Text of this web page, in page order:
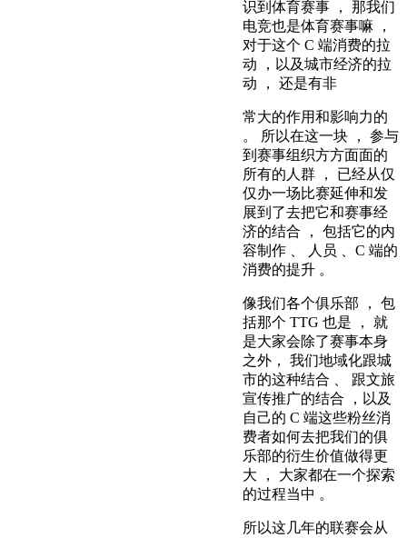
识到体育赛事 ， 那我们
电竞也是体育赛事嘛 ，
对于这个 C 端消费的拉
动 ，以及城市经济的拉
动 ， 还是有非
常大的作用和影响力的
。 所以在这一块 ， 参与
到赛事组织方方面面的
所有的人群 ， 已经从仅
仅办一场比赛延伸和发
展到了去把它和赛事经
济的结合 ， 包括它的内
容制作 、 人员 、C 端的
消费的提升 。
像我们各个俱乐部 ， 包
括那个 TTG 也是 ， 就
是大家会除了赛事本身
之外， 我们地域化跟城
市的这种结合 、 跟文旅
宣传推广的结合 ，以及
自己的 C 端这些粉丝消
费者如何去把我们的俱
乐部的衍生价值做得更
大 ， 大家都在一个探索
的过程当中 。
所以这几年的联赛会从